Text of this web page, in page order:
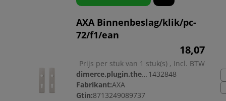
AXA Binnenbeslag/klik/pc-
72/f1/ean
18,07
Prijs per stuk van 1 stuk(s) , Incl. BTW
dimerce.plugin.theme.productnr: 1432848
Fabrikant:AXA
Gtin:8713249089737